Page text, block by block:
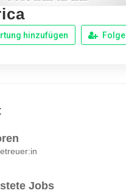
hinzufügen Folge
Jobs